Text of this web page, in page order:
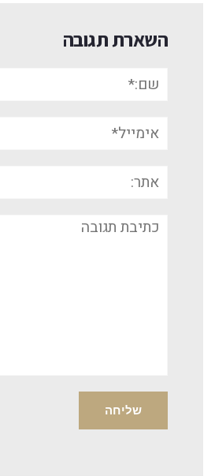
השארת תגובה
אימייל*
תגובה